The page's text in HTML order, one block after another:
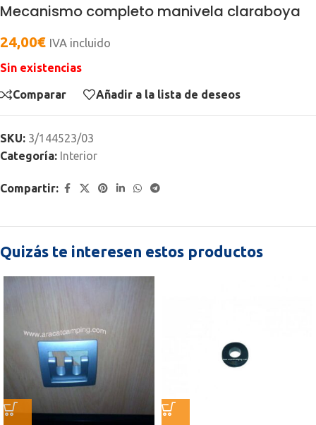
Mecanismo completo manivela claraboya
24,00€ IVA incluido
Sin existencias
Comparar Añadir a la lista de deseos
SKU: 3/144523/03
Categoría: Interior
Compartir:
Quizás te interesen estos productos